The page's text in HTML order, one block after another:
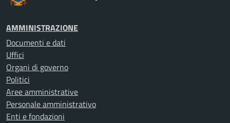
AMMINISTRAZIONE
Documenti e dati
Uffici
Organi di governo
Politici
Aree amministrative
Personale amministrativo
Enti e fondazioni